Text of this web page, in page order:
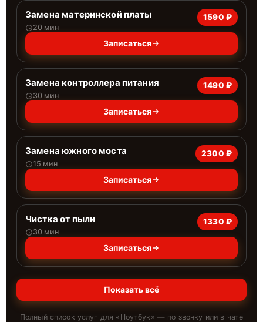
Замена материнской платы
20 мин
1590 ₽
Записаться
Замена контроллера питания
30 мин
1490 ₽
Записаться
Замена южного моста
15 мин
2300 ₽
Записаться
Чистка от пыли
30 мин
1330 ₽
Записаться
Показать всё
Полный список услуг для « Ноутбук » — по звонку или в чате